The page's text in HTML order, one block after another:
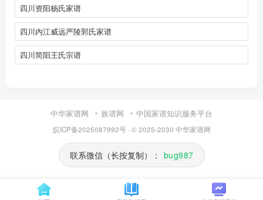
四川资阳杨氏家谱
四川内江威远严陵郭氏家谱
四川简阳王氏宗谱
中华家谱网 族谱网 中国家谱知识服务平台
皖ICP备2025087992号· © 2025-2030 中华家谱网
联系微信（长按复制）： bug987